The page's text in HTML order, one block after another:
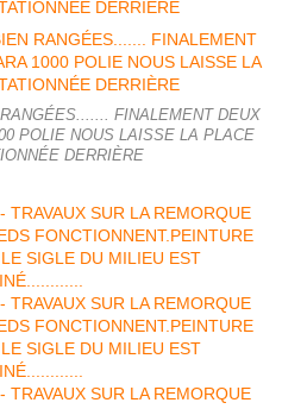
FINALEMENT DEUX
POLIE NOUS LAISSE LA PLACE
DERRIÈRE